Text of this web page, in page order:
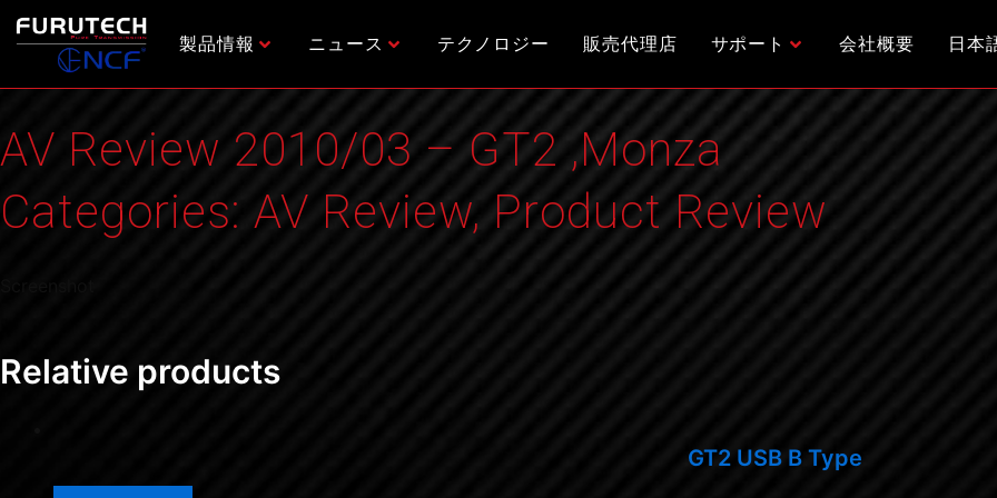
キ
ッ
製品情報 ニュース テクノロジー 販売代理店 サポート 会社概要 日本
AV Review 2010/03 – GT2 ,Monza
Categories: AV Review,Product Review
Relative products
GT2 USB B Type